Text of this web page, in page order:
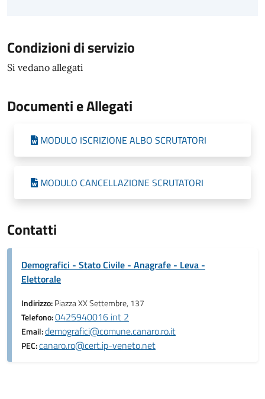
Condizioni di servizio
Si vedano allegati
Documenti e Allegati
MODULO ISCRIZIONE ALBO SCRUTATORI
MODULO CANCELLAZIONE SCRUTATORI
Contatti
Demografici - Stato Civile - Anagrafe - Leva -
Elettorale
Indirizzo:Piazza XX Settembre, 137
Telefono:0425940016 int 2
Email:demografici@comune.canaro.ro.it
PEC:canaro.ro@cert.ip-veneto.net